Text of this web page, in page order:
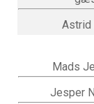
Astrid
Mads
Jesper